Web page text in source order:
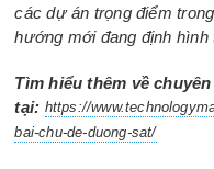
các dự án trọng điểm
hướng mới đang định hình
Tìm hiểu thêm về
tại: https://
bai-chu-de-duong-sat/